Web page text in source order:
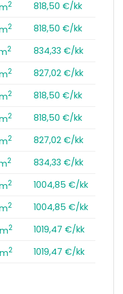
2
818,50 €/kk
2
818,50 €/kk
2
834,33 €/kk
2
827,02 €/kk
2
818,50 €/kk
2
818,50 €/kk
2
827,02 €/kk
2
834,33 €/kk
2
1004,85 €/kk
2
1004,85 €/kk
2
1019,47 €/kk
2 1019,47 €/kk